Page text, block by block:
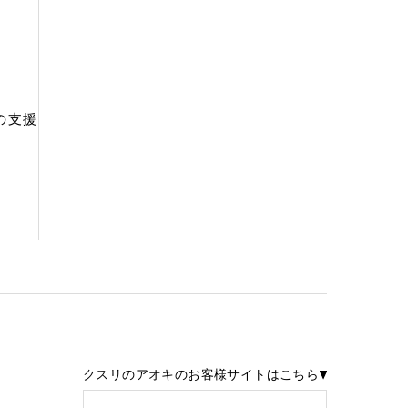
支援
クスリのアオキのお客様サイトはこちら